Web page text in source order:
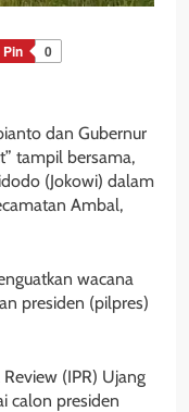
Pin
0
dan Gubernur
tampil bersama,
(Jokowi) dalam
Ambal,
wacana
presiden (pilpres)
(IPR) Ujang
calon presiden